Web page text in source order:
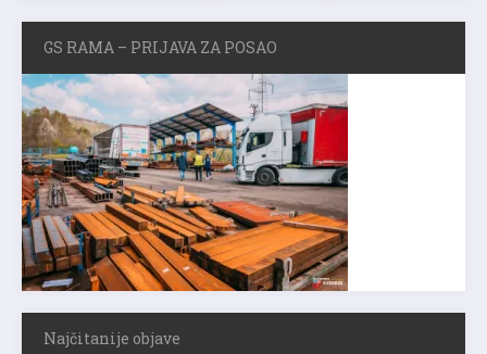
GS RAMA – PRIJAVA ZA POSAO
Najčitanije objave